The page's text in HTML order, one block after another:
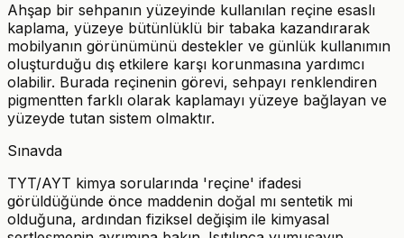
Ahşap bir sehpanın yüzeyinde kullanılan reçine esaslı
kaplama, yüzeye bütünlüklü bir tabaka kazandırarak
mobilyanın görünümünü destekler ve günlük kullanımın
oluşturduğu dış etkilere karşı korunmasına yardımcı
olabilir. Burada reçinenin görevi, sehpayı renklendiren
pigmentten farklı olarak kaplamayı yüzeye bağlayan ve
yüzeyde tutan sistem olmaktır.
Sınavda
TYT/AYT kimya sorularında 'reçine' ifadesi
görüldüğünde önce maddenin doğal mı sentetik mi
olduğuna, ardından fiziksel değişim ile kimyasal